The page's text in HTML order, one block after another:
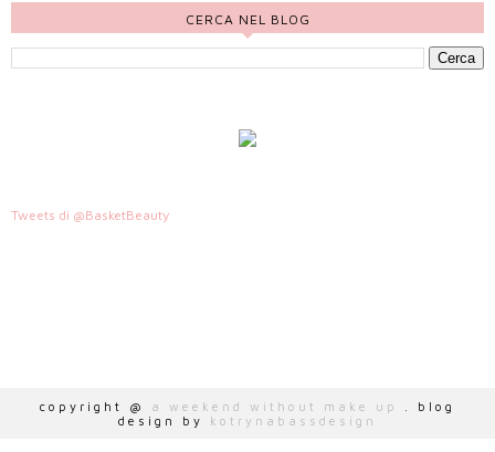
CERCA NEL BLOG
Tweets di @BasketBeauty
copyright @ a weekend without make up
. blog
design by kotrynabassdesign